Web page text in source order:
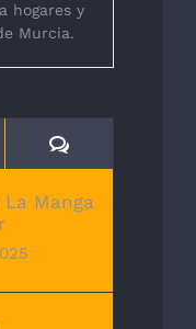
hogares y
Murcia.
Comentarios
Manga